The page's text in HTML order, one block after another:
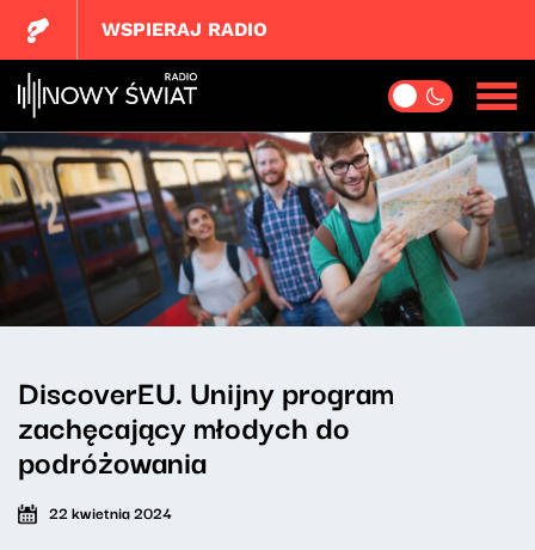
WSPIERAJ RADIO
DiscoverEU. Unijny program
zachęcający młodych do
podróżowania
22 kwietnia 2024